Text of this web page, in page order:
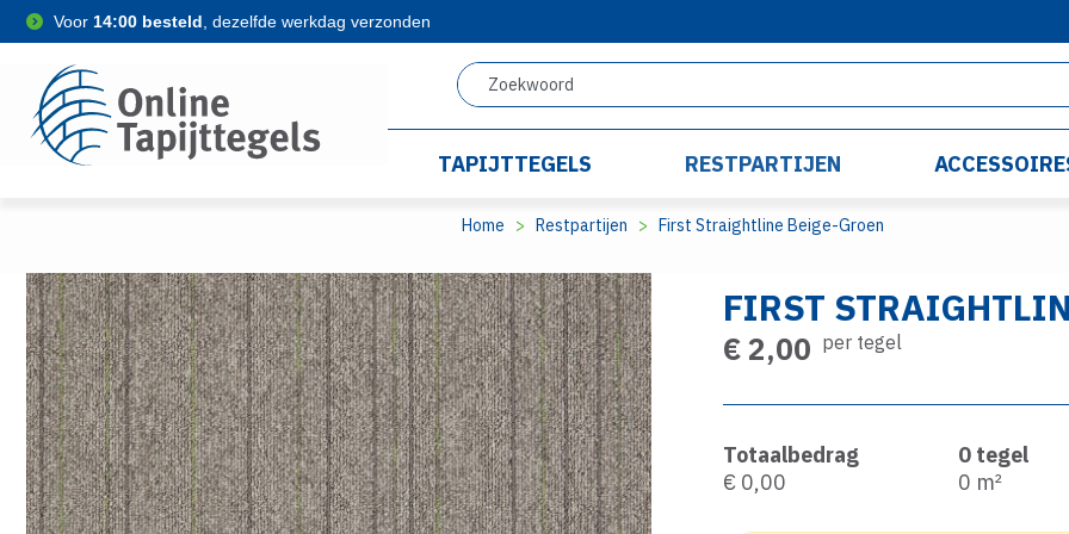
Voor 14:00 besteld , dezelfde werkdag verzonden
TAPIJTTEGELS RESTPARTIJEN
Home Restpartijen First Straightline Beige-Groen
FIRST
€ 2,00 per tegel
Totaalbedrag
€ 0,00
0 tegel
0 m²